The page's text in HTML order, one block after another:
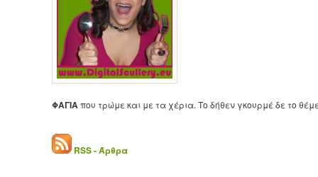
ΦΑΓΙΑ που τρώμε και με τα χέρια. Το δήθεν γκουρμέ δε το
RSS - Άρθρα